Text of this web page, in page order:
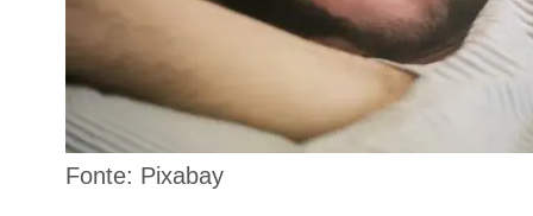
Fonte: Pixabay